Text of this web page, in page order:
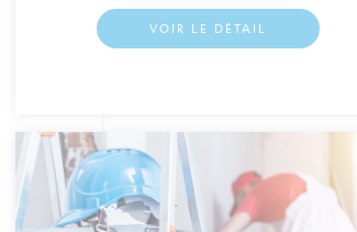
VOIR LE DÉTAIL